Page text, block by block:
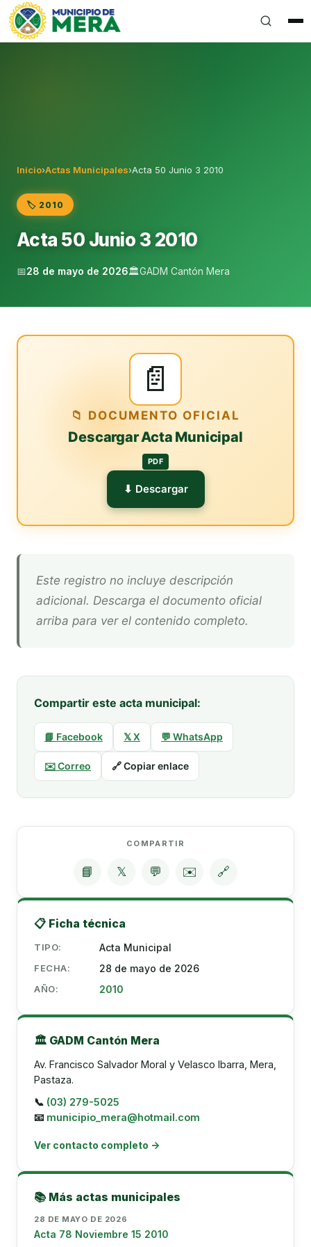
Gobierno Autónomo Descentralizado Municipal del
Inicio›Actas Municipales›Acta 50 Junio 3 2010
🏷️ 2010
Acta 50 Junio 3 2010
📅28 de mayo de 2026🏛️GADM Cantón Mera
📄
📁 DOCUMENTO OFICIAL
Descargar Acta Municipal
PDF
⬇ Descargar
Este registro no incluye descripción
adicional. Descarga el documento oficial
arriba para ver el contenido completo.
Compartir este acta municipal:
📘 Facebook 𝕏 X 💬 WhatsApp
✉️ Correo 🔗 Copiar enlace
COMPARTIR
📘 𝕏 💬 ✉️ 🔗
📋 Ficha técnica
TIPO: Acta Municipal
FECHA: 28 de mayo de 2026
AÑO: 2010
🏛️ GADM Cantón Mera
Av. Francisco Salvador Moral y Velasco Ibarra, Mera,
Pastaza.
📞 (03) 279-5025
📧 municipio_mera@hotmail.com
Ver contacto completo →
📚 Más actas municipales
28 DE MAYO DE 2026
Acta 78 Noviembre 15 2010